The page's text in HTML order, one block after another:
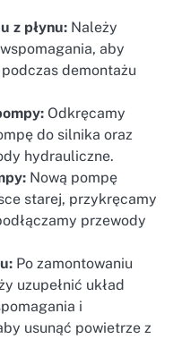
z płynu: Należy
aby
demontażu
Odkręcamy
do silnika oraz
hydrauliczne.
Nową pompę
starej, przykręcamy
przewody
Po zamontowaniu
uzupełnić układ
i
usunąć powietrze z